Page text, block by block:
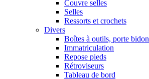
Couvre selles
Selles
Ressorts et crochets
Divers
Boîtes à outils, porte bidon
Immatriculation
Repose pieds
Rétroviseurs
Tableau de bord